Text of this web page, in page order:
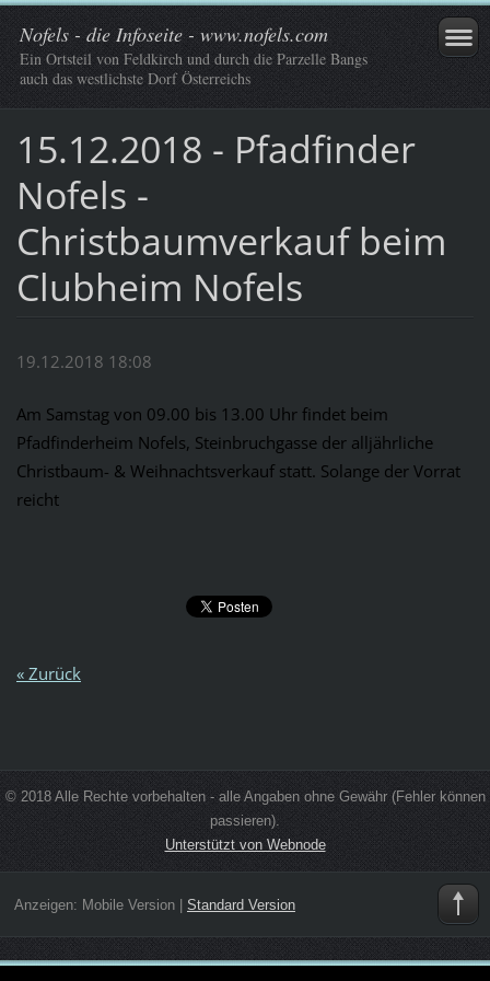
Nofels - die Infoseite - www.nofels.com
Ein Ortsteil von Feldkirch und durch die Parzelle Bangs
auch das westlichste Dorf Österreichs
15.12.2018 - Pfadfinder
Nofels -
Christbaumverkauf beim
Clubheim Nofels
19.12.2018 18:08
Am Samstag von 09.00 bis 13.00 Uhr findet beim
Pfadfinderheim Nofels, Steinbruchgasse der alljährliche
Christbaum- & Weihnachtsverkauf statt. Solange der Vorrat
reicht
« Zurück
© 2018 Alle Rechte vorbehalten - alle Angaben ohne Gewähr (Fehler können
passieren).
Unterstützt von Webnode
Anzeigen: Mobile Version| Standard Version